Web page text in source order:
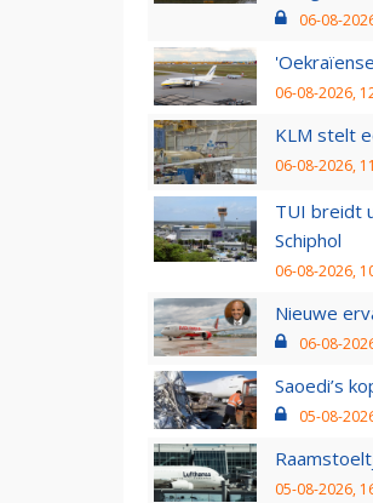
06-08-
06-08-2026,
KLM stelt
06-08-2026,
TUI breidt
Schiphol
06-08-2026,
Nieuwe
06-08-
Saoedi’s
05-08-
05-08-2026,